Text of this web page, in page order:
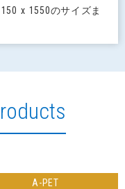
x 1550のサイズま
A-PET